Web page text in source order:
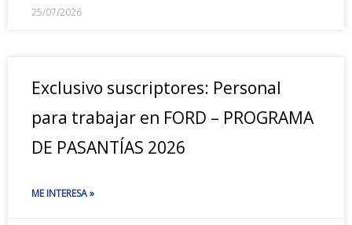
25/07/2026
Exclusivo suscriptores: Personal
para trabajar en FORD – PROGRAMA
DE PASANTÍAS 2026
ME INTERESA »